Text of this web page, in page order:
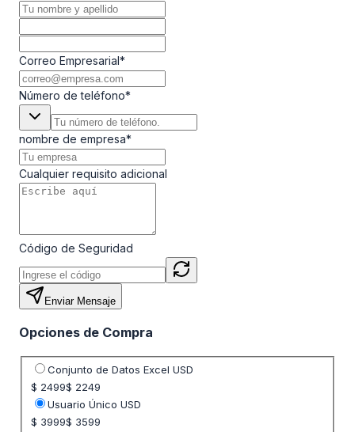
Correo Empresarial*
Número de teléfono*
nombre de empresa*
Cualquier requisito adicional
Código de Seguridad
Enviar Mensaje
Opciones de Compra
Seleccione opción de precio
Conjunto de Datos Excel USD
$ 2499$ 2249
Usuario Único USD
$ 3999$ 3599